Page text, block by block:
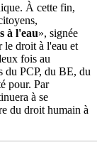
À cette fin,
à l'eau», signée
le droit à l'eau et
fois au
du PCP, du BE, du
pour. Par
à se
du droit humain à